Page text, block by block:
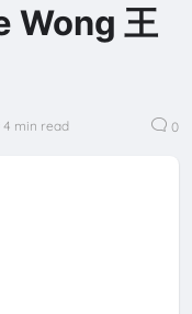
Wong 王
4 min read 0